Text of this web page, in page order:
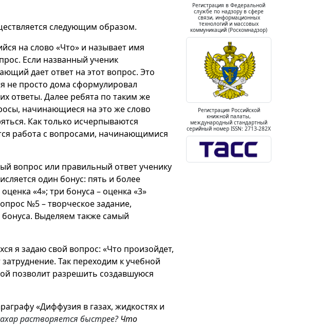
следующим образом.
на слово «Что» и называет имя
Если названный ученик
дает ответ на этот вопрос. Это
не просто дома сформулировал
ответы. Далее ребята по таким же
начинающиеся на это же слово
Как только исчерпываются
работа с вопросами, начинающимися
вопрос или правильный ответ ученику
один бонус: пять и более
«4»; три бонуса – оценка «3»
№5 – творческое задание,
бонуса. Выделяем также самый
я задаю свой вопрос: «Что произойдет,
Так переходим к учебной
позволит разрешить создавшуюся
«Диффузия в газах, жидкостях и
растворяется быстрее? Что
Регистрация в Федеральной
службе по надзору в сфере
связи, информационных
технологий и массовых
коммуникаций (Роскомнадзор)
Регистрация Российской
книжной палаты,
международный стандартный
серийный номер ISSN: 2713-282X